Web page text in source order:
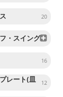
20
・スイング
16
レート(皿 12